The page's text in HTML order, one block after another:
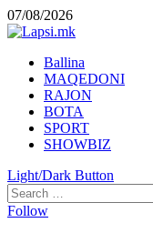
Skip
to
07/08/2026
Primary
Menu
Ballina
MAQEDONI
RAJON
BOTA
SPORT
SHOWBIZ
Light/Dark Button
Search
for:
Follow